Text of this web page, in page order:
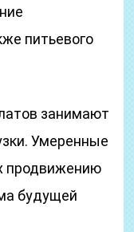
питьевого
занимают
Умеренные
продвижению
будущей